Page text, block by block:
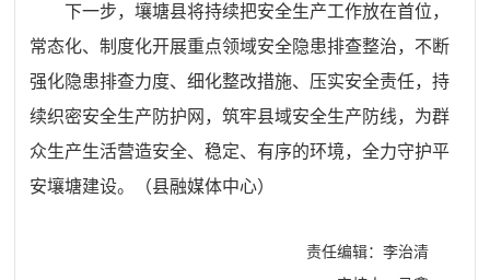
下一步，壤塘县将持续把安全生产工作放在首位，
常态化、制度化开展重点领域安全隐患排查整治，不断
强化隐患排查力度、细化整改措施、压实安全责任，持
续织密安全生产防护网，筑牢县域安全生产防线，为群
众生产生活营造安全、稳定、有序的环境，全力守护平
安壤塘建设。（县融媒体中心）
责任编辑：李治清